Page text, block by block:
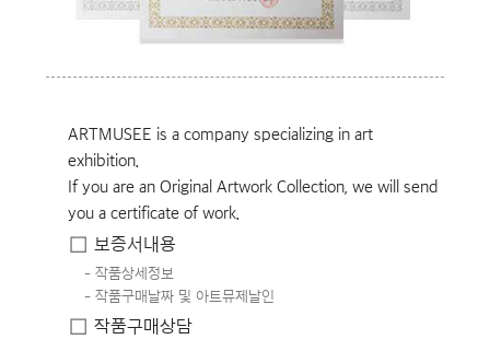
ARTMUSEE is a company specializing in art
exhibition.
If you are an Original Artwork Collection, we will send
you a certificate of work.
보증서내용
작품상세정보
작품구매날짜 및 아트뮤제날인
작품구매상담